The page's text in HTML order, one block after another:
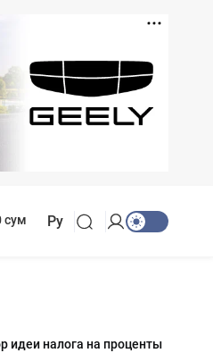
сум Ру
идеи налога на проценты